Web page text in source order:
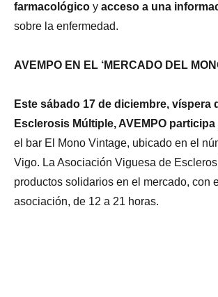
farmacológicoy acceso a una
sobre la enfermedad.
AVEMPO EN EL ‘MERCADO DEL
Este sábado 17 de diciembre,
Esclerosis Múltiple, AVEMPO participa
el bar El Mono Vintage, ubicado en el
Vigo. La Asociación Viguesa de
productos solidarios en el mercado, con
asociación, de 12 a 21 horas.